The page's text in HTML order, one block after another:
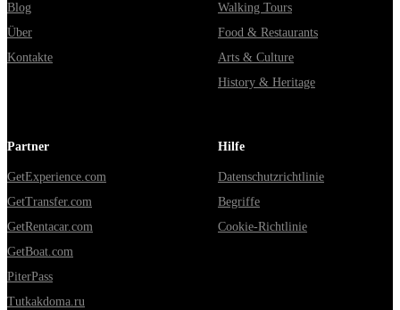
Blog
Über
Kontakte
Walking Tours
Food & Restaurants
Arts & Culture
History & Heritage
Partner
GetExperience.com
GetTransfer.com
GetRentacar.com
GetBoat.com
PiterPass
Tutkakdoma.ru
Hilfe
Datenschutzrichtlinie
Begriffe
Cookie-Richtlinie